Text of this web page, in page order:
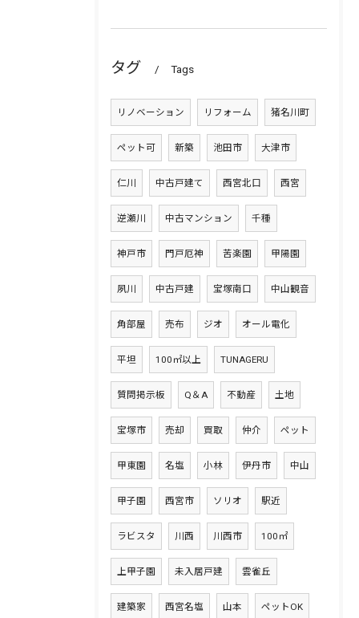
タグ Tags
リノベーション リフォーム 猪名川町
ペット可 新築 池田市 大津市
仁川 中古戸建て 西宮北口 西宮
逆瀬川 中古マンション 千種
神戸市 門戸厄神 苦楽園 甲陽園
夙川 中古戸建 宝塚南口 中山観音
角部屋 売布 ジオ オール電化
平坦 100㎡以上 TUNAGERU
質問掲示板 Q＆A 不動産 土地
宝塚市 売却 買取 仲介 ペット
甲東園 名塩 小林 伊丹市 中山
甲子園 西宮市 ソリオ 駅近
ラビスタ 川西 川西市 100㎡
上甲子園 未入居戸建 雲雀丘
建築家 西宮名塩 山本 ペットOK